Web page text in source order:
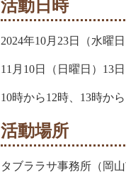
活動日時
2024年10月23日（水曜日
11月10日（日曜日）13
10時から12時、13時か
活動場所
タブララサ事務所（岡